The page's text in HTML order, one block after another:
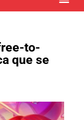
to-
que se